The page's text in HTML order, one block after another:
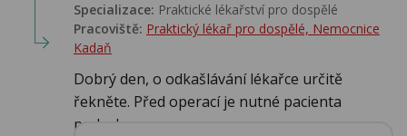
Specializace: Praktické lékařství pro dospělé
Pracoviště: Praktický lékař pro dospělé, Nemocnice
Kadaň
Dobrý den, o odkašlávání lékařce určitě
řekněte. Před operací je nutné pacienta
podrob...